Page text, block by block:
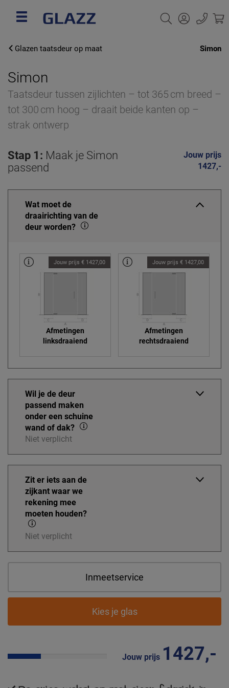
Glazen taatsdeur op maat Simon
Simon
Taatsdeur tussen zijlichten – tot 365 cm breed –
tot 300 cm hoog – draait beide kanten op –
strak ontwerp
Stap 1: Maak je Simon
passend
Jouw prijs
1427,-
Wat moet de
draairichting van de
deur worden?
Jouw prijs € 1427,00
Afmetingen
linksdraaiend
Jouw prijs € 1427,00
Afmetingen
rechtsdraaiend
Wil je de deur
passend maken
onder een schuine
wand of dak?
Niet verplicht
Zit er iets aan de
zijkant waar we
rekening mee
moeten houden?
Niet verplicht
Inmeetservice
Kies je glas
Jouw prijs 1427,-